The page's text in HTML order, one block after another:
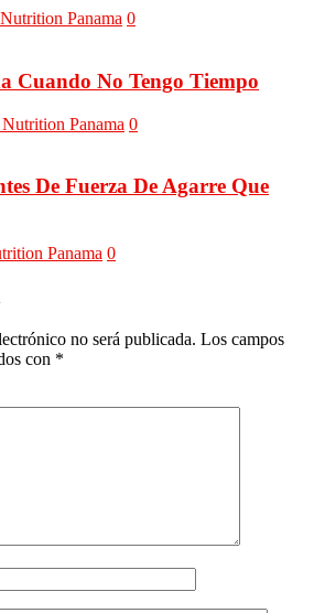
Panama 0
Cuando No Tengo Tiempo
Panama 0
De Fuerza De Agarre Que
Panama 0
no será publicada. Los campos
con *